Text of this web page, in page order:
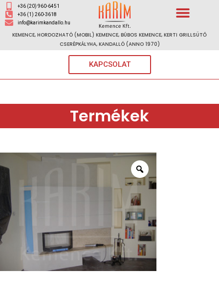
+36 (20) 960-6451
+36 (1) 260-3618
info@karimkandallo.hu
KEMENCE, HORDOZHATÓ (MOBIL) KEMENCE, BÚBOS KEMENCE, KERTI GRILLSÜTŐ
CSERÉPKÁLYHA, KANDALLÓ (ANNO 1970)
KAPCSOLAT
Termékek